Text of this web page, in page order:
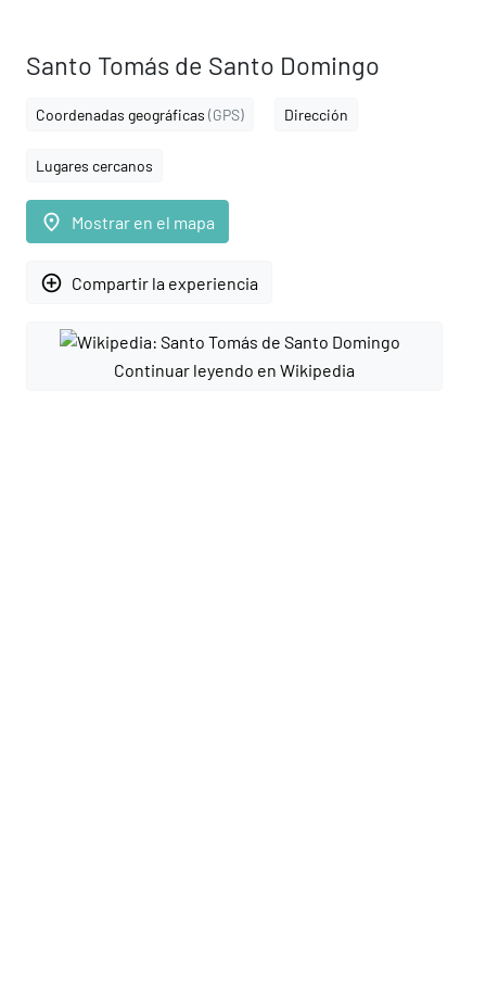
Santo Tomás de Santo Domingo
Coordenadas geográficas (GPS) Dirección
Lugares cercanos
place Mostrar en el mapa
add_circle_outline Compartir la experiencia
Continuar leyendo en Wikipedia